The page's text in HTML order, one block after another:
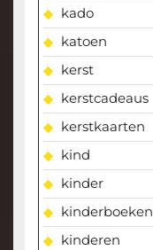
kado
katoen
kerst
kerstcadeaus
kerstkaarten
kind
kinder
kinderboeken
kinderen